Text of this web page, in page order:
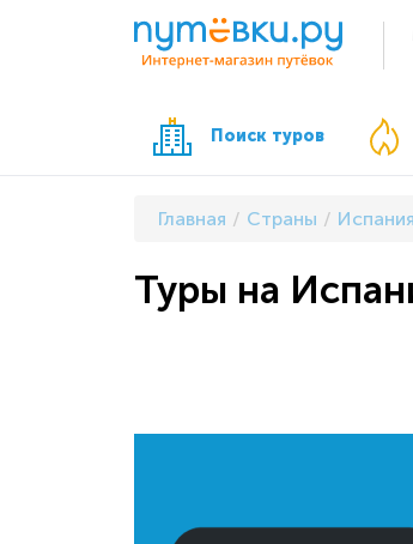
Поиск туров
Главная Страны Испания
Туры на